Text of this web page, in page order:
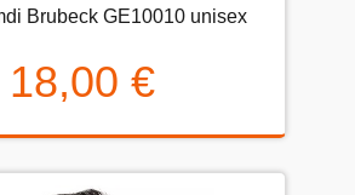
Brubeck GE10010 unisex
18,00 €